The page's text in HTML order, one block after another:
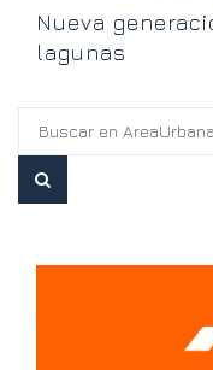
Nueva
lagunas